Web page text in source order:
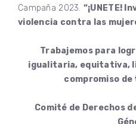
Campaña 2023. “¡UNETE!
violencia contra las
Trabajemos para
igualitaria, equitativa,
compromiso
Comité de Derechos